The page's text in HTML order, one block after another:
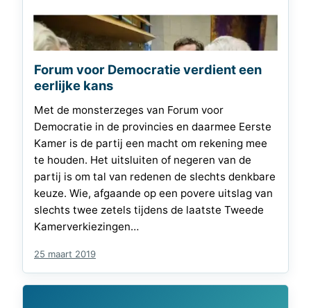
Forum voor Democratie verdient een
eerlijke kans
Met de monsterzeges van Forum voor
Democratie in de provincies en daarmee Eerste
Kamer is de partij een macht om rekening mee
te houden. Het uitsluiten of negeren van de
partij is om tal van redenen de slechts denkbare
keuze. Wie, afgaande op een povere uitslag van
slechts twee zetels tijdens de laatste Tweede
Kamerverkiezingen…
25 maart 2019